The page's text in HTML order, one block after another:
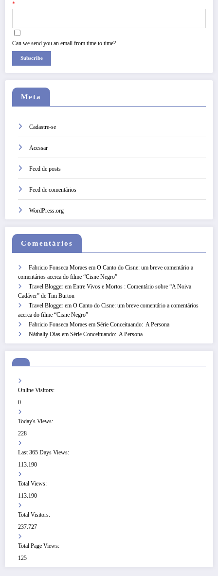
*
Can we send you an email from time to time?
Subscribe
Meta
Cadastre-se
Acessar
Feed de posts
Feed de comentários
WordPress.org
Comentários
Fabricio Fonseca Moraes em O Canto do Cisne: um breve comentário a
comentários acerca do filme “Cisne Negro”
Travel Blogger em Entre Vivos e Mortos : Comentário sobre “A Noiva
Cadáver” de Tim Burton
Travel Blogger em O Canto do Cisne: um breve comentário a comentários
acerca do filme “Cisne Negro”
Fabricio Fonseca Moraes em Série Conceituando: A Persona
Náthally Dias em Série Conceituando: A Persona
Online Visitors:
0
Today's Views:
228
Last 365 Days Views:
113.190
Total Views:
113.190
Total Visitors:
237.727
Total Page Views:
125